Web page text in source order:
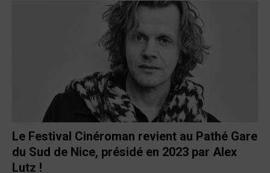
Le Festival Cinéroman revient au Pathé Gare
du Sud de Nice, présidé en 2023 par Alex
Lutz !